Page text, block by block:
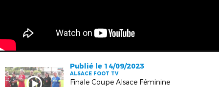
Publié le 14/09/2023
ALSACE FOOT TV
Finale Coupe Alsace Féminine